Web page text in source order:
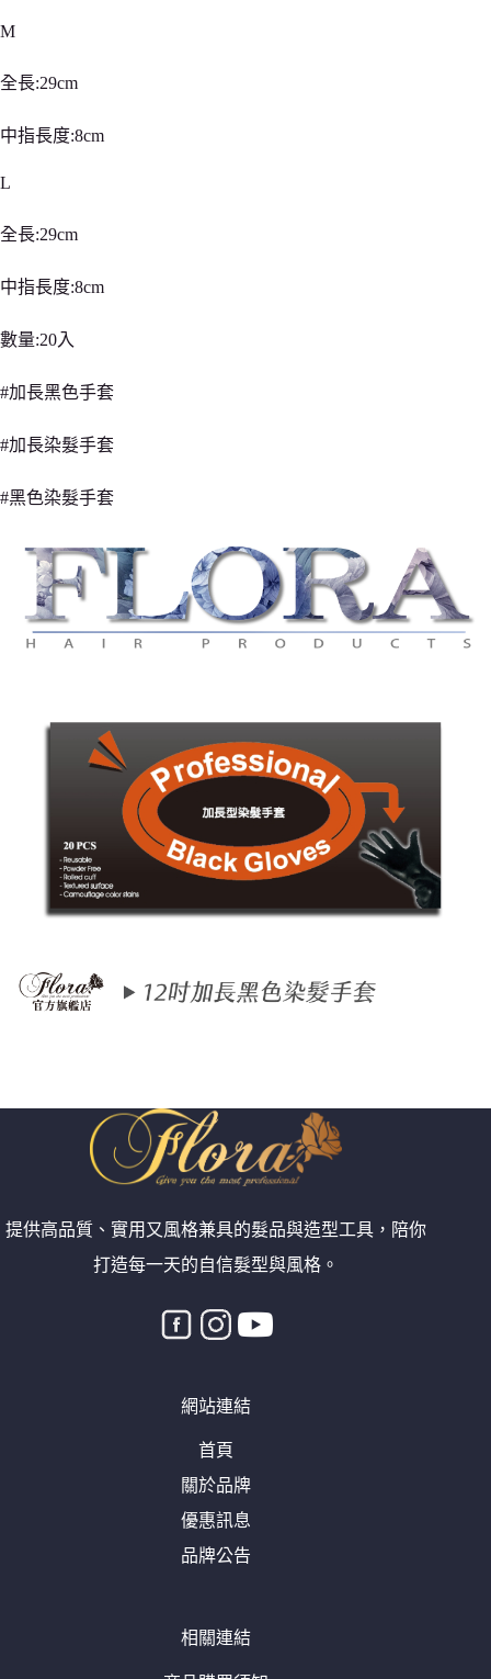
M
全長:29cm
中指長度:8cm
L
全長:29cm
中指長度:8cm
數量:20入
#加長黑色手套
#加長染髮手套
#黑色染髮手套
提供高品質、實用又風格兼具的髮品與造型工具，陪你
打造每一天的自信髮型與風格。
網站連結
首頁
關於品牌
優惠訊息
品牌公告
相關連結